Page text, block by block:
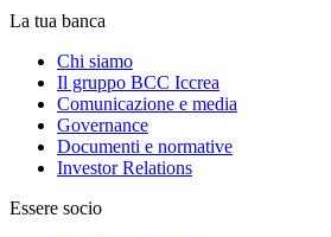
La tua banca
Chi siamo
Il gruppo BCC Iccrea
Comunicazione e media
Governance
Documenti e normative
Investor Relations
Essere socio